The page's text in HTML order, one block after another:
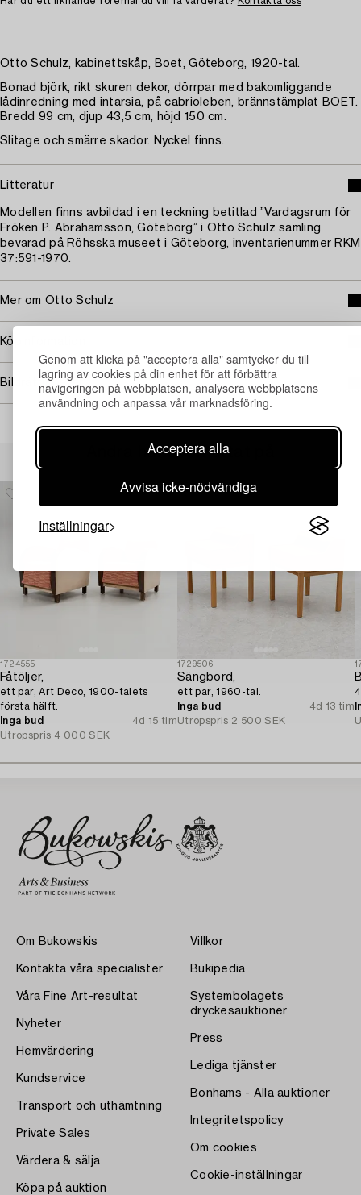
Genom att klicka på "acceptera alla" samtycker du till
lagring av cookies på din enhet för att förbättra
navigeringen på webbplatsen, analysera webbplatsens
användning och anpassa vår marknadsföring.
Acceptera alla
Avvisa icke-nödvändiga
Inställningar
Otto Schulz, kabinettskåp, Boet, Göteborg, 1920-tal.
Bonad björk, rikt skuren dekor, dörrpar med bakomliggande
lådinredning med intarsia, på cabrioleben, brännstämplat BOET.
Bredd 99 cm, djup 43,5 cm, höjd 150 cm.
Slitage och smärre skador. Nyckel finns.
Litteratur
Modellen finns avbildad i en teckning betitlad ”Vardagsrum för
Fröken P. Abrahamsson, Göteborg” i Otto Schulz samling
bevarad på Röhsska museet i Göteborg, inventarienummer RKM
37:591-1970.
Mer om Otto Schulz
Köpinformation
Bildrättigheter
Andra har även tittat på
1724555
Fåtöljer,
ett par, Art Deco, 1900-talets
första hälft.
Inga bud
4d 15 tim
Utropspris 4 000 SEK
1729506
Sängbord,
ett par, 1960-tal.
Inga bud
4d 13 tim
Utropspris 2 500 SEK
Om Bukowskis
Kontakta våra specialister
Våra Fine Art-resultat
Nyheter
Hemvärdering
Kundservice
Transport och uthämtning
Private Sales
Värdera & sälja
Köpa på auktion
Villkor
Bukipedia
Systembolagets
dryckesauktioner
Press
Lediga tjänster
Bonhams - Alla auktioner
Integritetspolicy
Om cookies
Cookie-inställningar